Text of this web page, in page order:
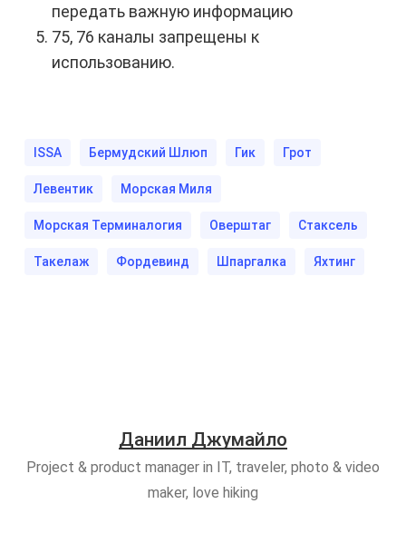
передать важную информацию
75, 76 каналы запрещены к
использованию.
ISSA Бермудский Шлюп Гик Грот
Левентик Морская Миля
Морская Терминалогия Оверштаг Стаксель
Такелаж Фордевинд Шпаргалка Яхтинг
Даниил Джумайло
Project & product manager in IT, traveler, photo & video
maker, love hiking